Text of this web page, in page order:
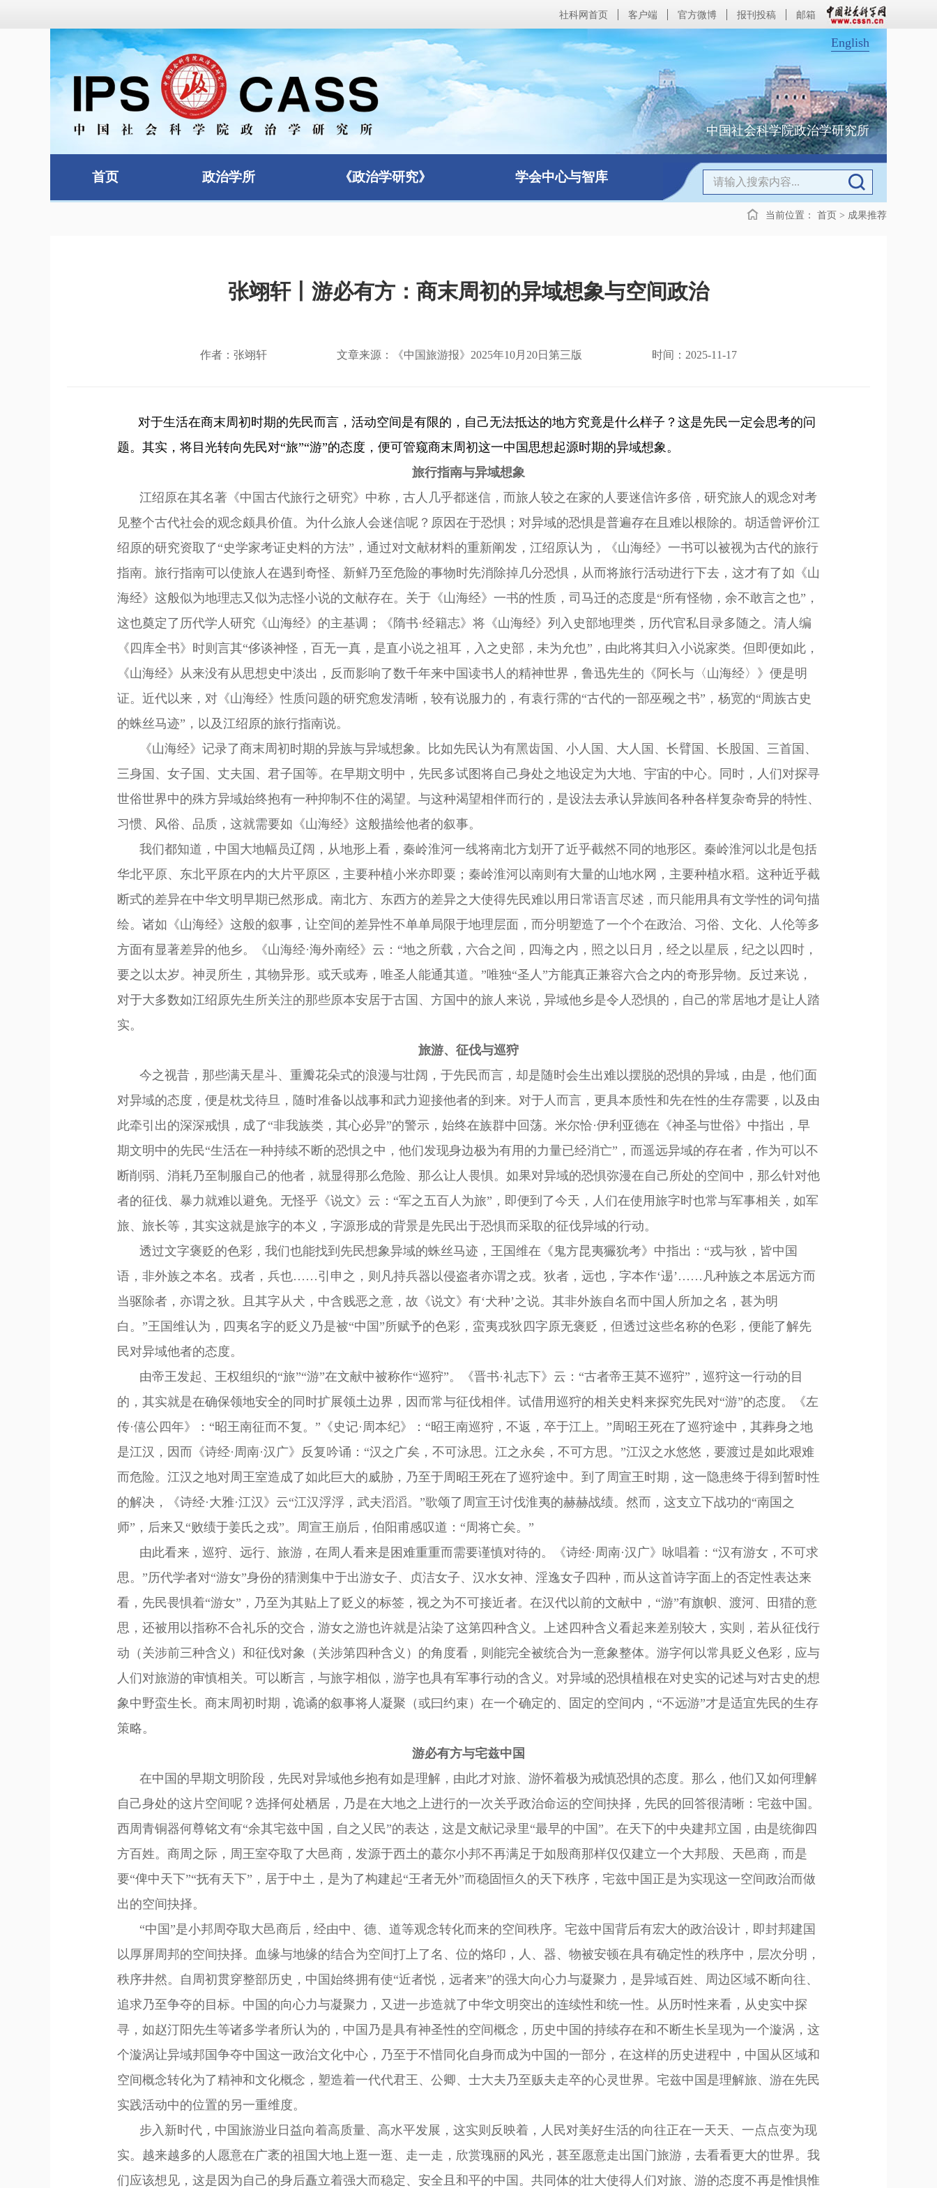
社科网首页 客户端 官方微博 报刊投稿 邮箱
中国社会科学院政治学研究所
English
首页 政治学所 《政治学研究》 学会中心与智库
当前位置： 首页 > 成果推荐
张翊轩丨游必有方：商末周初的异域想象与空间政治
作者：张翊轩 文章来源：《中国旅游报》2025年10月20日第三版 时间：2025-11-17
对于生活在商末周初时期的先民而言 ， 活动空间是有限的， 自己无法抵达的地方究竟是什么样子 ？ 这是先民一定会思考的问
题。 其实，将目光转向先民对“旅”“游”的态度，便可管窥商末周初这一中国思想起源时期的异域想象。
旅行指南与异域想象
江绍原在其名著《中国古代旅行之研究》中称，古人几乎都迷信，而旅人较之在家的人要迷信许多倍，研究旅人的观念对考
见整个古代社会的观念颇具价值。为什么旅人会迷信呢？原因在于恐惧；对异域的恐惧是普遍存在且难以根除的。胡适曾评价江
绍原的研究资取了“史学家考证史料的方法”， 通过对文献材料的重新阐发， 江绍原认为，《山海经》一书可以被视为古代的旅行
指南。旅行指南可以使旅人在遇到奇怪、新鲜乃至危险的事物时先消除掉几分恐惧，从而将旅行活动进行下去，这才有了如《山
海经》这般似为地理志又似为志怪小说的文献存在。关于《山海经》一书的性质，司马迁的态度是“所有怪物，余不敢言之也”，
这也奠定了历代学人研究《山海经》的主基调；《隋书·经籍志》将《山海经》列入史部地理类，历代官私目录多随之。清人编
《四库全书》时则言其“侈谈神怪，百无一真，是直小说之祖耳，入之史部，未为允也”，由此将其归入小说家类。但即便如此，
《山海经》从来没有从思想史中淡出，反而影响了数千年来中国读书人的精神世界，鲁迅先生的《阿长与〈山海经〉》便是明
证。近代以来，对《山海经》性质问题的研究愈发清晰，较有说服力的，有袁行霈的“古代的一部巫觋之书”，杨宽的“周族古史
的蛛丝马迹”，以及江绍原的旅行指南说。
《山海经》记录了商末周初时期的异族与异域想象。比如先民认为有黑齿国、小人国、大人国、长臂国、长股国、三首国、
三身国、女子国、丈夫国、君子国等。在早期文明中，先民多试图将自己身处之地设定为大地、宇宙的中心。同时，人们对探寻
世俗世界中的殊方异域始终抱有一种抑制不住的渴望。 与这种渴望相伴而行的 ，是设法去承认异族间各种各样复杂奇异的特性、
习惯、风俗、品质，这就需要如《山海经》这般描绘他者的叙事。
我们都知道， 中国 大地幅员辽阔， 从地形上看，秦岭淮河一线将南北方划开了近乎截然不同的地形区 。 秦岭淮河以北是包括
华北平原、东北平原在内的大片平原区，主要种植小米亦即粟；秦岭淮河以南则有大量的山地水网，主要种植水稻。这种近乎截
断式的差异在中华文明早期已然形成。南北方、东西方的差异之大使得先民难以用日常语言尽述，而只能用具有文学性的词句描
绘。诸如《山海经》这般的叙事，让空间的差异性不单单局限于地理层面，而分明塑造了一个个在政治、习俗、文化、人伦等多
方面有显著差异的他乡。《山海经·海外南经》云：“地之所载，六合之间，四海之内，照之以日月，经之以星辰，纪之以四时，
要之以太岁。神灵所生，其物异形。或夭或寿，唯圣人能通其道。”唯独“圣人”方能真正兼容六合之内的奇形异物。反过来说，
对于大多数如江绍原先生所关注的那些原本安居于古国、方国中的旅人来说，异域他乡是令人恐惧的，自己的常居地才是让人踏
实。
旅游、征伐与巡狩
今之视昔，那些满天星斗、重瓣花朵式的浪漫与壮阔，于先民而言，却是随时会生出难以摆脱的恐惧的异域，由是，他们面
对异域的态度，便是枕戈待旦，随时准备以战事和武力迎接他者的到来。对于人而言，更具本质性和先在性的生存需要，以及由
此牵引出的深深戒惧，成了“非我族类，其心必异”的警示 ， 始终在族群中回荡。 米尔恰·伊利亚德在《神圣与世俗》中指出，早
期文明中的先民“生活在一种持续不断的恐惧之中，他们发现身边极为有用的力量已经消亡” ， 而遥远异域的存在者 ，作为可以不
断削弱、消耗乃至制服 自己的他者 ， 就显得那么危险、 那么让人畏惧。 如果对异域的恐惧弥漫在自己所处的空间中，那么针对他
者的征伐、暴力就难以避免。无怪乎《说文》云： “军之五百人为旅”，即便到了今天，人们在使用旅字时也常与军事相关，如军
旅、旅长等，其实这就是旅字的本义，字源形成的背景是先民出于恐惧而采取的征伐异域的行动。
透过文字褒贬的色彩，我们也能找到先民想象异域的蛛丝马迹， 王国维在《鬼方昆夷玁狁考》中指出 ： “戎与狄 ， 皆中国
语，非外族之本名。戎者 ， 兵也……引申之 ， 则 凡持兵器以侵盗者亦谓之戎。狄者 ， 远也，字本作‘逷’…… 凡种族之本居远方而
当驱除者，亦谓之狄。且其字从犬，中含贱恶之意，故《说文》有‘犬种’之说。其非外族自名而中国人所加之名，甚为明
白。 ”王国维认为，四夷名字的贬义乃是被“中国”所赋予的色彩，蛮夷戎狄四字原无褒贬，但透过这些名称的色彩，便能了解先
民对异域他者的态度。
由帝王发起、王权组织的“旅”“游”在文献中被称作“巡狩”。 《晋书·礼志下》云：“古者帝王莫不巡狩”， 巡狩这一行动的目
的，其实就是在确保领地安全的同时扩展领土边界，因而常与征伐相伴。试借用巡狩的相关史料来探究先民对“游”的态度。《左
传·僖公四年》：“昭王南征而不复。 ”《史记·周本纪》：“昭王南巡狩，不返，卒于江上。”周昭王死在了巡狩途中， 其葬身之地
是江汉，因而 《诗经· 周南·汉广》反复吟诵： “汉之广矣，不可泳思。 江之永矣，不可方思。 ”江汉之水悠悠， 要渡过是如此艰难
而危险。 江汉之地对周王室造成了如此巨大的威胁，乃至于周昭王死在了巡狩途中。到了周宣王时期，这一隐患终于得到暂时性
的解决，
《诗经·大雅·江汉》 云“江汉浮浮，武夫滔滔。 ”歌颂了周宣王讨伐淮夷的赫赫战绩。然而，这支立下战功的“南国之
师”，后来又“败绩于姜氏之戎”。周宣王崩后，伯阳甫感叹道：“周将亡矣。”
由此看来，巡狩、远行、旅游，在周人看来是困难重重而需要谨慎对待的。《诗经·周南·汉广》咏唱着：“汉有游女，不可求
思。”历代学者对“游女”身份的猜测集中于出游女子、贞洁女子、汉水女神、淫逸女子四种，而从这首诗字面上的否定性表达来
看，先民畏惧着“游女”，乃至为其贴上了贬义的标签，视之为不可接近者。在汉代以前的文献中，“游”有旗帜、渡河、田猎的意
思，还被用以指称不合礼乐的交合，游女之游也许就是沾染了这第四种含义。上述四种含义看起来差别较大，实则，若从征伐行
动（关涉前三种含义）和征伐对象（关涉第四种含义）的角度看，则能完全被统合为一意象整体。游字何以常具贬义色彩，应与
人们对旅游的审慎相关。可以断言，与旅字相似，游字也具有军事行动的含义。对异域的恐惧植根在对史实的记述与对古史的想
象中野蛮生长。商末周初时期，诡谲的叙事将人凝聚（或曰约束）在一个确定的、固定的空间内， “不远游”才是适宜先民的生存
策略。
游必有方与宅兹中国
在中国的早期文明阶段，先民对异域他乡抱有如是理解，由此才对旅、游怀着极为戒慎恐惧的态度。那么，他们又如何理解
自己身处的这片空间呢？ 选择何处栖居 ， 乃是在大地之上进行的一次关乎政治命运的空间抉择 ，先民的回答很清晰：宅兹中国。
西周青铜器何尊铭文有“余其宅兹中国，自之乂民”的表达，这是文献记录里“最早的中国”。在天下的中央建邦立国，由是统御四
方百姓。商周之际，周王室夺取了大邑商，发源于西土的蕞尔小邦不再满足于如殷商那样仅仅建立一个大邦殷、天邑商，而是
要“俾中天下”“抚有天下”，居于中土，是为了构建起“王者无外”而稳固恒久的天下秩序，宅兹中国正是为实现这一空间政治而做
出的空间抉择。
“中国”是小邦周夺取大邑商后，经由中、德、道等观念转化而来的空间秩序。宅兹中国背后有宏大的政治设计，即封邦建国
以厚屏周邦的空间抉择。血缘与地缘的结合为空间打上了名、位的烙印，人、器、物被安顿在具有确定性的秩序中，层次分明，
秩序井然。自周初贯穿整部历史，中国始终拥有使“近者悦，远者来”的强大向心力与凝聚力，是异域百姓、周边区域不断向往、
追求乃至争夺的目标。中国的向心力与凝聚力，又进一步造就了中华文明突出的连续性和统一性。 从历时性来看，从史实中探
寻，如赵汀阳先生等诸多学者所认为的 ，中国乃是具有神圣性的空间概念 ， 历史 中国的持续存在和不断生长呈现为一个漩涡， 这
个漩涡让异域邦国争夺中国这一政治文化中心 ， 乃至于不惜同化自身而成为中国的一部分 ， 在这样的历史进程中，中国从区域和
空间概念转化为了精神和文化概念， 塑造着一代代君王、公卿、士大夫乃至贩夫走卒的心灵世界。宅兹中国是理解旅、游在先民
实践活动中的位置的另一重维度。
步入新时代，中国旅游业日益向着高质量、高水平发展，这实则反映着，人民对美好生活的向往正在一天天、一点点变为现
实。越来越多的人愿意在广袤的祖国大地上逛一逛、走一走，欣赏瑰丽的风光，甚至愿意走出国门旅游，去看看更大的世界。我
们应该想见，这是因为自己的身后矗立着强大而稳定、安全且和平的中国。共同体的壮大使得人们对旅、游的态度不再是惟惧惟